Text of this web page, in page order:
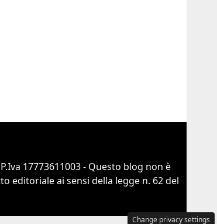
17773611003 - Questo blog non è
editoriale ai sensi della legge n. 62 del
Change privacy settings